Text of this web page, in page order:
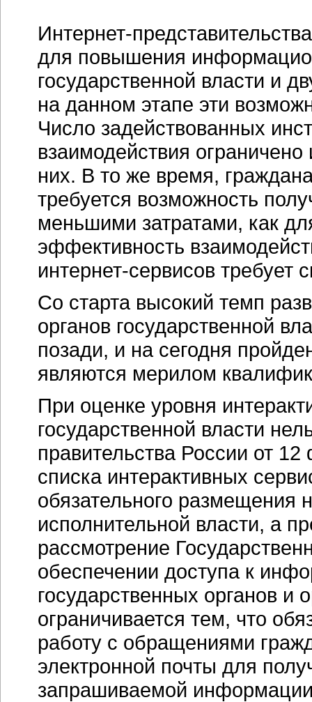
Интернет-
для повышения
государственной власти и
на данном этапе эти
Число задействованных
взаимодействия
них. В то же время,
требуется возможность
меньшими затратами, как
эффективность
интернет-сервисов
Со старта высокий темп
органов государственной
позади, и на сегодня
являются мерилом
При оценке уровня
государственной власти
правительства России от
списка интерактивных
обязательного размещения
исполнительной власти, а
рассмотрение
обеспечении доступа к
государственных органов и
ограничивается тем, что
работу с обращениями
электронной почты для
запрашиваемой информации